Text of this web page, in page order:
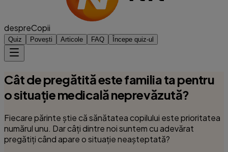
despreCopii
Quiz Povești Articole FAQ Începe quiz-ul
Cât de pregătită este familia ta pentru
o situație medicală neprevăzută?
Fiecare părinte știe că sănătatea copilului este prioritatea
numărul unu. Dar câți dintre noi suntem cu adevărat
pregătiți când apare o situație neașteptată?